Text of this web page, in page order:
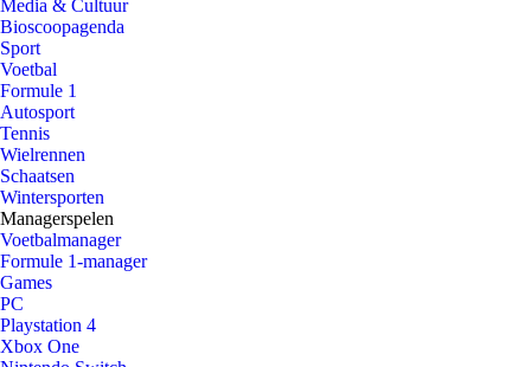
Media & Cultuur
Bioscoopagenda
Sport
Voetbal
Formule 1
Autosport
Tennis
Wielrennen
Schaatsen
Wintersporten
Managerspelen
Voetbalmanager
Formule 1-manager
Games
PC
Playstation 4
Xbox One